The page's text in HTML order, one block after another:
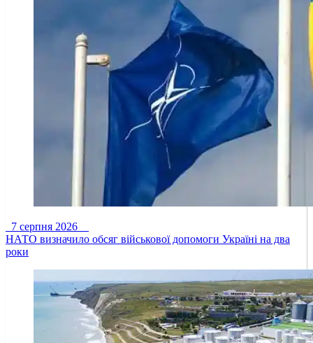
7 серпня 2026
НАТО визначило обсяг військової допомоги Україні на два
роки